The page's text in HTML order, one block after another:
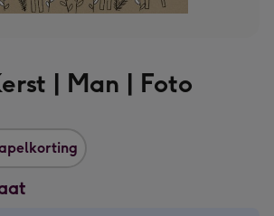
| Man | Foto